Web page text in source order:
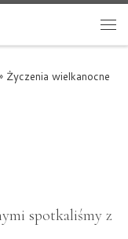
Życzenia wielkanocne
spotkaliśmy z